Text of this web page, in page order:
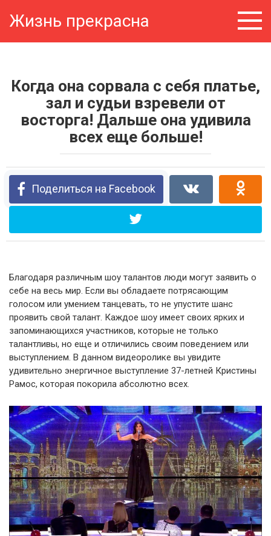
Жизнь прекрасна
Когда она сорвала с себя платье,
зал и судьи взревели от
восторга! Дальше она удивила
всех еще больше!
Поделиться на Facebook
Благодаря различным шоу талантов люди могут заявить о
себе на весь мир. Если вы обладаете потрясающим
голосом или умением танцевать, то не упустите шанс
проявить свой талант. Каждое шоу имеет своих ярких и
запоминающихся участников, которые не только
талантливы, но еще и отличились своим поведением или
выступлением. В данном видеоролике вы увидите
удивительно энергичное выступление 37-летней Кристины
Рамос, которая покорила абсолютно всех.